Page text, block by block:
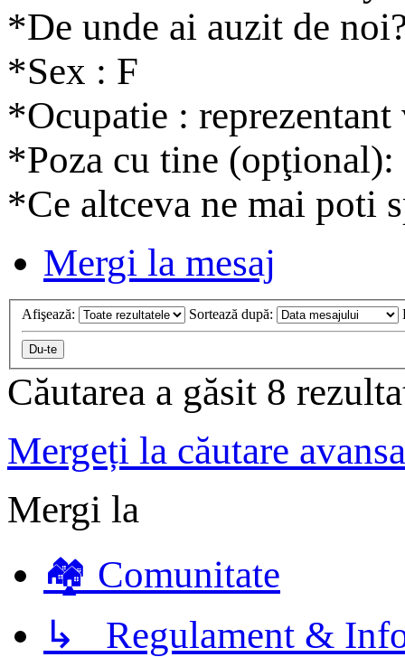
*De unde ai auzit de
*Sex : F
*Ocupatie : reprezentant
*Poza cu tine (opţional):
*Ce altceva ne mai poti
Mergi la mesaj
Afişează: Sortează după:
Căutarea a găsit 8
Mergeți la căutare
Mergi la
🏘️ Comunitate
↳ Regulament &